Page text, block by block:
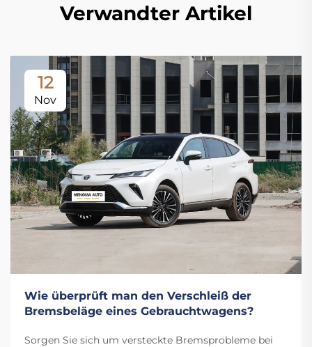
Verwandter Artikel
12
Nov
Wie überprüft man den Verschleiß der
Bremsbeläge eines Gebrauchtwagens?
Sorgen Sie sich um versteckte Bremsprobleme bei